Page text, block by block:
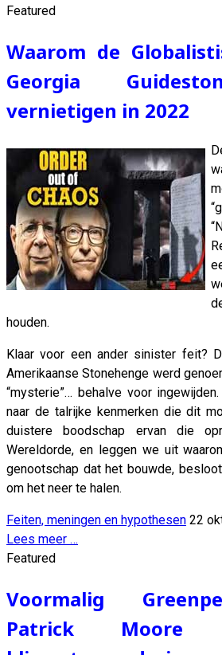
Featured
Waarom de
Georgia
vernietigen in 2022
houden.
Klaar voor een ander sinister feit?
Amerikaanse Stonehenge werd
“mysterie”… behalve voor
naar de talrijke kenmerken die dit
duistere boodschap ervan die
Wereldorde, en leggen we uit
genootschap dat het bouwde,
om het neer te halen.
Feiten, meningen en hypothesen 22
Lees meer …
Featured
Voormalig
Patrick